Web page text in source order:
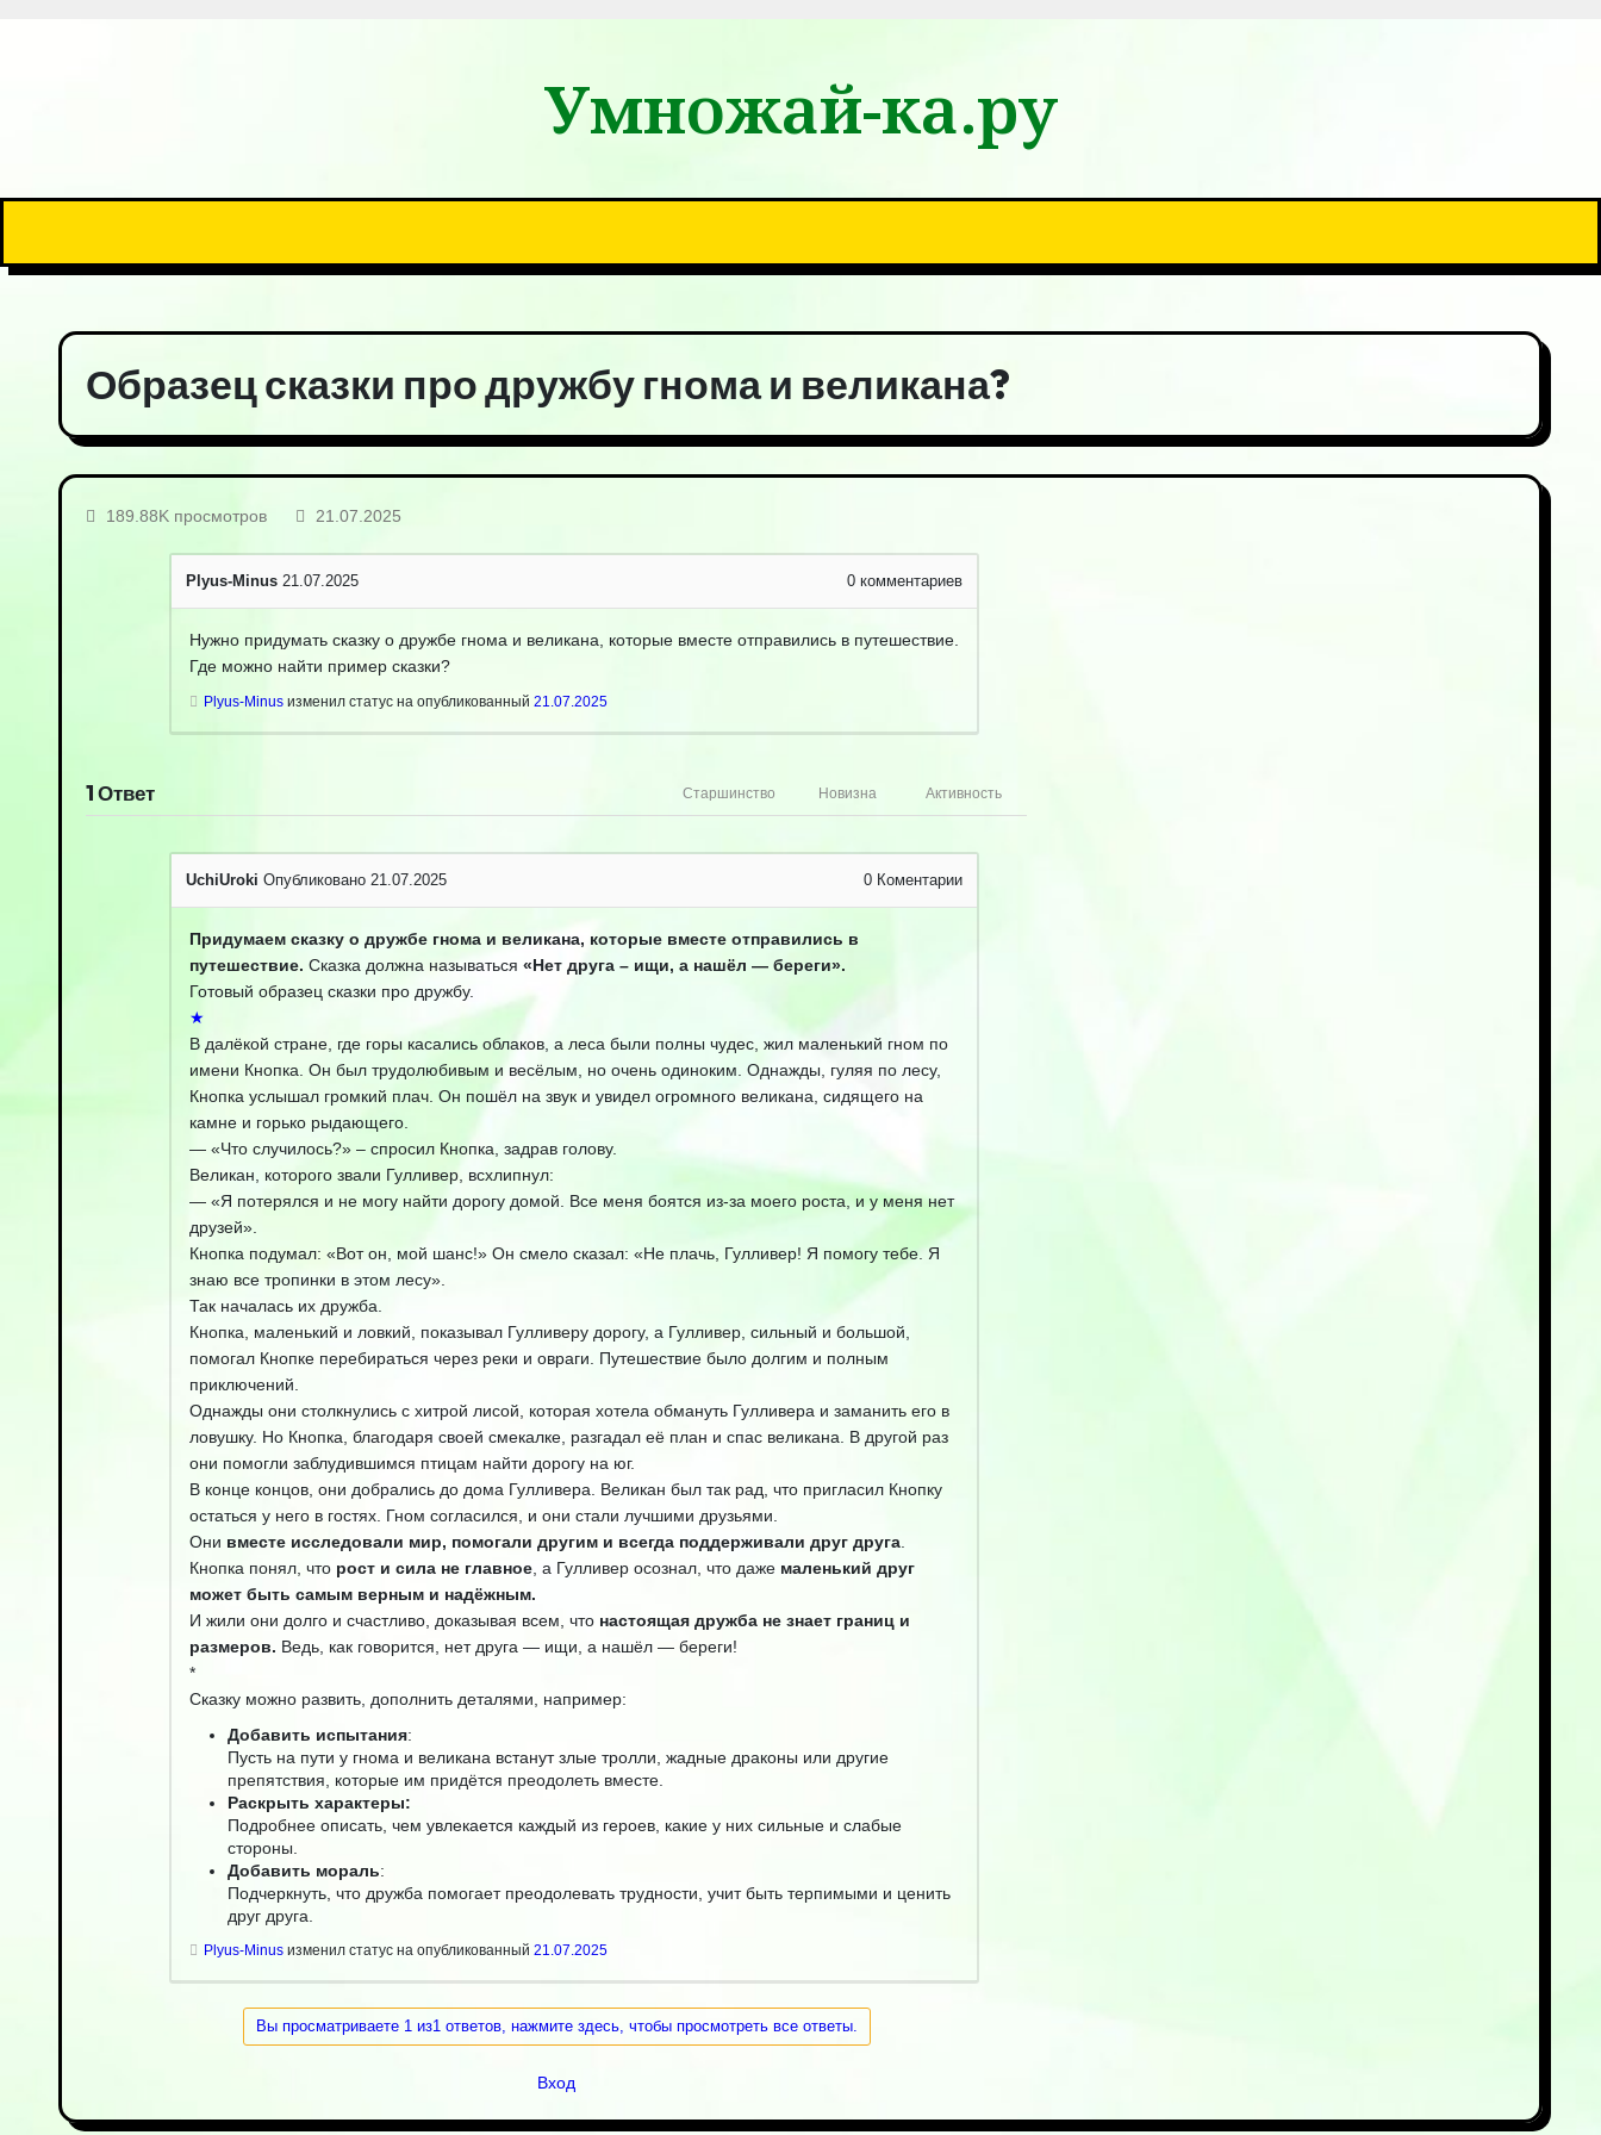
Умножай-ка.ру
Образец сказки про дружбу гнома и великана?
189.88K просмотров 21.07.2025
Plyus-Minus 21.07.2025 0 комментариев
Нужно придумать сказку о дружбе гнома и великана, которые вместе отправились в путешествие.
Где можно найти пример сказки?
Plyus-Minus изменил статус на опубликованный 21.07.2025
1Ответ Активность
Новизна
Старшинство
UchiUroki Опубликовано 21.07.2025 0 Коментарии
Придумаем сказку о дружбе гнома и великана, которые вместе отправились в
путешествие. Сказка должна называться «Нет друга – ищи, а нашёл — береги».
Готовый образец сказки про дружбу.
★
В далёкой стране, где горы касались облаков, а леса были полны чудес, жил маленький гном по
имени Кнопка. Он был трудолюбивым и весёлым, но очень одиноким. Однажды, гуляя по лесу,
Кнопка услышал громкий плач. Он пошёл на звук и увидел огромного великана, сидящего на
камне и горько рыдающего.
— «Что случилось?» – спросил Кнопка, задрав голову.
Великан, которого звали Гулливер, всхлипнул:
— «Я потерялся и не могу найти дорогу домой. Все меня боятся из-за моего роста, и у меня нет
друзей».
Кнопка подумал: «Вот он, мой шанс!» Он смело сказал: «Не плачь, Гулливер! Я помогу тебе. Я
знаю все тропинки в этом лесу».
Так началась их дружба.
Кнопка, маленький и ловкий, показывал Гулливеру дорогу, а Гулливер, сильный и большой,
помогал Кнопке перебираться через реки и овраги. Путешествие было долгим и полным
приключений.
Однажды они столкнулись с хитрой лисой, которая хотела обмануть Гулливера и заманить его в
ловушку. Но Кнопка, благодаря своей смекалке, разгадал её план и спас великана. В другой раз
они помогли заблудившимся птицам найти дорогу на юг.
В конце концов, они добрались до дома Гулливера. Великан был так рад, что пригласил Кнопку
остаться у него в гостях. Гном согласился, и они стали лучшими друзьями.
Они вместе исследовали мир, помогали другим и всегда поддерживали друг друга.
Кнопка понял, что рост и сила не главное, а Гулливер осознал, что даже маленький друг
может быть самым верным и надёжным.
И жили они долго и счастливо, доказывая всем, что настоящая дружба не знает границ и
размеров. Ведь, как говорится, нет друга — ищи, а нашёл — береги!
*
Сказку можно развить, дополнить деталями, например:
Добавить испытания:
Пусть на пути у гнома и великана встанут злые тролли, жадные драконы или другие
препятствия, которые им придётся преодолеть вместе.
Раскрыть характеры:
Подробнее описать, чем увлекается каждый из героев, какие у них сильные и слабые
стороны.
Добавить мораль:
Подчеркнуть, что дружба помогает преодолевать трудности, учит быть терпимыми и ценить
друг друга.
Plyus-Minus изменил статус на опубликованный 21.07.2025
Вы просматриваете 1 из1 ответов, нажмите здесь, чтобы просмотреть все ответы.
Вход